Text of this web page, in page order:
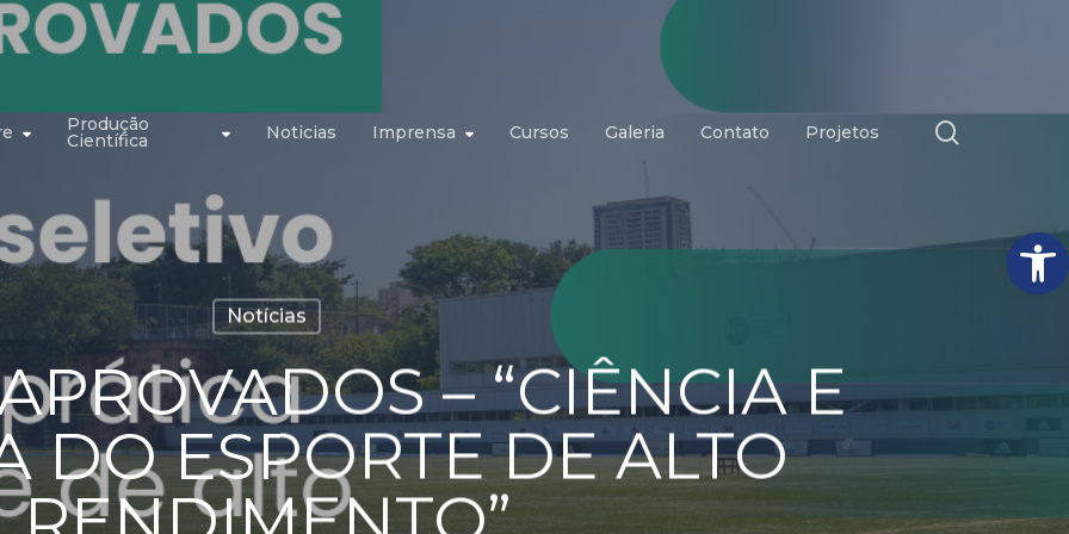
Abrir
Produção
Científica Noticias Imprensa Cursos Galeria Contato Projetos
Notícias
– “CIÊNCIA E
DO ESPORTE DE ALTO